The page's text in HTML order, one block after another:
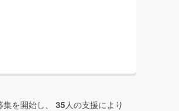
集を開始し、 35人の支援により